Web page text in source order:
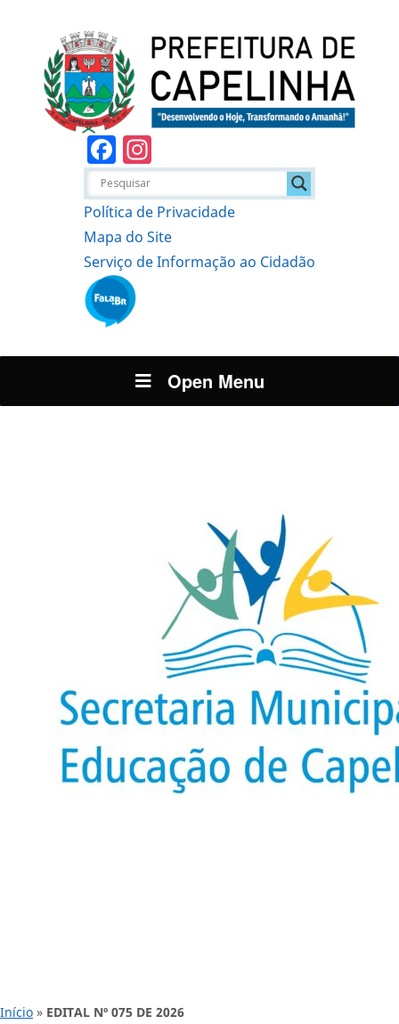
Facebook
Política de Privacidade
Mapa do Site
Serviço de Informação ao Cidadão
Open Menu
Início » EDITAL Nº 075 DE 2026